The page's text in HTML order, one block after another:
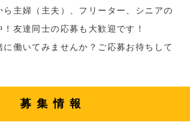
ら主婦（主夫）、フリーター、シニアの
友達同士の応募も大歓迎です！
に働いてみませんか？ご応募お待ちして
募集情報